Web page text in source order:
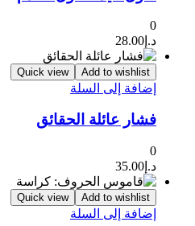
0
د.إ 28.00
Add to wishlist
Quick view
إضافة إلى السلة
فشار عائلة الحقائق
0
د.إ 35.00
Add to wishlist
Quick view
إضافة إلى السلة